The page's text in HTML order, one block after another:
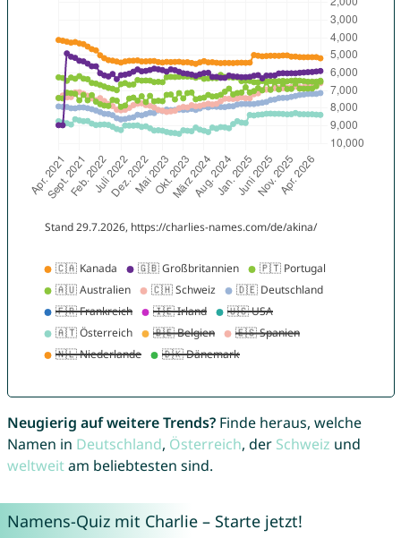
Neugierig auf weitere Trends?Finde heraus, welche
Namen in Deutschland, Österreich, der Schweiz und
weltweitam beliebtesten sind.
Namens-Quiz mit Charlie – Starte jetzt!